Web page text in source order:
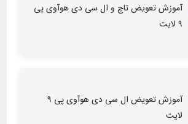
آموزش تعویض تاچ و ال سی دی هوآوی پی
۹ لایت
آموزش تعویض ال سی دی هوآوی پی ۹
لایت